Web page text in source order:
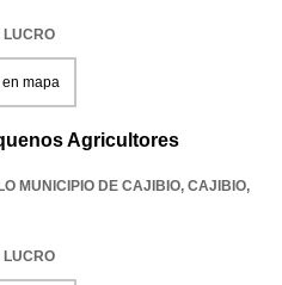
LUCRO
en mapa
Agricultores
MUNICIPIO DE CAJIBIO, CAJIBIO,
LUCRO